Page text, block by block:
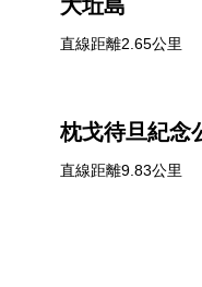
大坵島
直線距離2.65公里
枕戈待旦紀念
直線距離9.83公里